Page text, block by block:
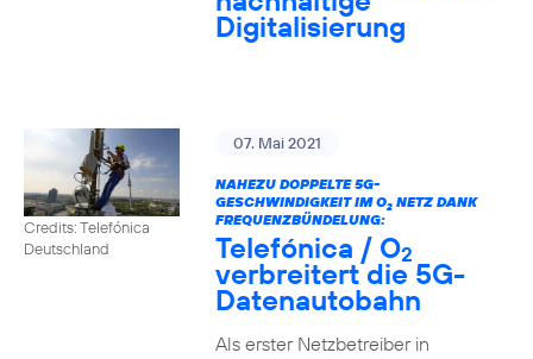
Digitalisierung
Credits: Telefónica
Deutschland
07. Mai 2021
NAHEZU DOPPELTE 5G-
GESCHWINDIGKEIT IM O2NETZ DANK
FREQUENZBÜNDELUNG:
Telefónica / O2
verbreitert die 5G-
Datenautobahn
Als erster Netzbetreiber in